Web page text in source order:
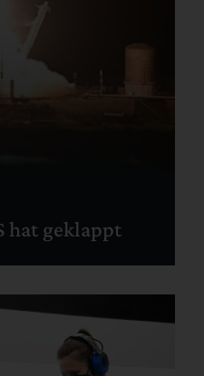
hat geklappt